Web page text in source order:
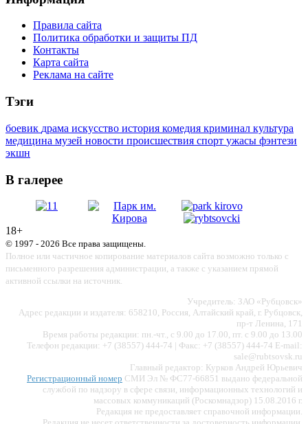
Правила сайта
Политика обработки и защиты ПД
Контакты
Карта сайта
Реклама на сайте
Тэги
боевик драма искусство история комедия криминал культура
медицина музей новости происшествия спорт ужасы фэнтези
экшн
В галерее
18+
© 1997 - 2026 Все права защищены.
Полное или частичное копирование материалов сайта возможно только с
письменного разрешения администрации, а также с указанием прямой
активной ссылки на источник.
Учредитель: ЗАО «Рубцовск»
Адрес редакции и издателя: 658210, Россия, Алтайский край, г. Рубцовск,
пр-т Ленина, 171
Время работы редакции: пн.-чт., с 9.00 до 17.00, пт. с 9.00 до 13.00
Телефон редакции: +7 (38557) 444-74 | Факс: +7 (38557) 444-74 E-mail:
sale@rubtsovsk.ru
Главный редактор: Курков Андрей Юрьевич
Регистрационный номер СМИ Эл № ФС77-66851 выдано федеральной
службой по надзору в сфере связи, информационных технологий и
массовых коммуникаций (Роскомнадзор) 15.08.2016 г.
Редакция не предоставляет справочной информации.